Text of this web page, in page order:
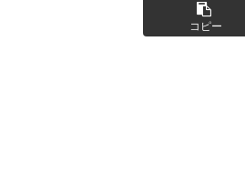
コピー